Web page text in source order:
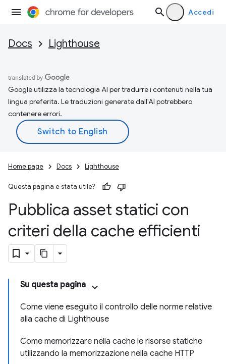
Accedi
Docs Lighthouse
Google utilizza la tecnologia AI per tradurre i contenuti nella tua
lingua preferita. Le traduzioni generate dall'AI potrebbero
contenere errori.
Home page Docs Lighthouse
Questa pagina è stata utile?
Pubblica asset statici con
criteri della cache efficienti
Su questa pagina
Come viene eseguito il controllo delle norme relative
alla cache di Lighthouse
Come memorizzare nella cache le risorse statiche
utilizzando la memorizzazione nella cache HTTP